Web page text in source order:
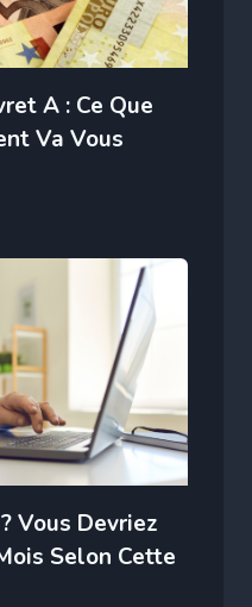
A : Ce Que
Va Vous
Vous Devriez
Selon Cette